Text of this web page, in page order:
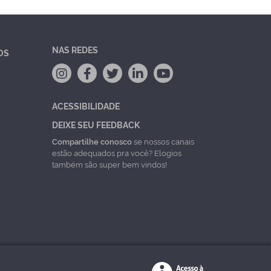
NAS REDES
ACESSIBILIDADE
DEIXE SEU FEEDBACK
Compartilhe conoscose nossos canais
estão adequados pra você? Elogios
também são super bem vindos!